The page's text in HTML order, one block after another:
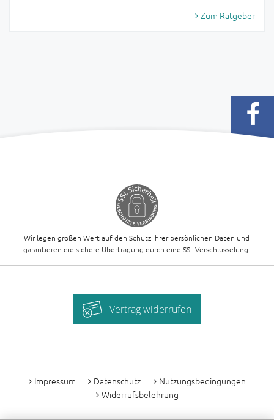
Zum Ratgeber
Wir legen großen Wert auf den Schutz Ihrer persönlichen Daten und
garantieren die sichere Übertragung durch eine SSL-Verschlüsselung.
Vertrag widerrufen
Impressum Datenschutz
Nutzungsbedingungen
Widerrufsbelehrung